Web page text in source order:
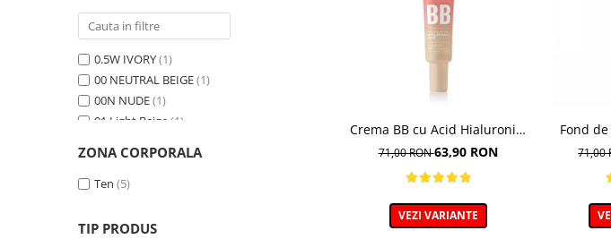
0.5W IVORY(1)
00 NEUTRAL BEIGE(1)
00N NUDE(1)
01 Light Beige (1)
02 NUDE (1)
02N Beige
03W Natural
ZONA CORPORALA
Ten (5)
TIP PRODUS
Crema BB cu Acid Hialuronic,
nuanta 03W NATURAL 30ml
71,00 RON63,90 RON
VEZI VARIANTE
Fond
nuanta
71,00